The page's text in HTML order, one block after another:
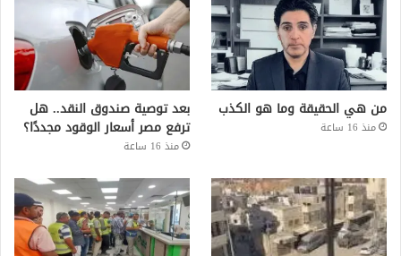
من هي الحقيقة وما هو الكذب
منذ 16 ساعة
بعد توصية صندوق النقد.. هل
ترفع مصر أسعار الوقود مجددًا؟
منذ 16 ساعة